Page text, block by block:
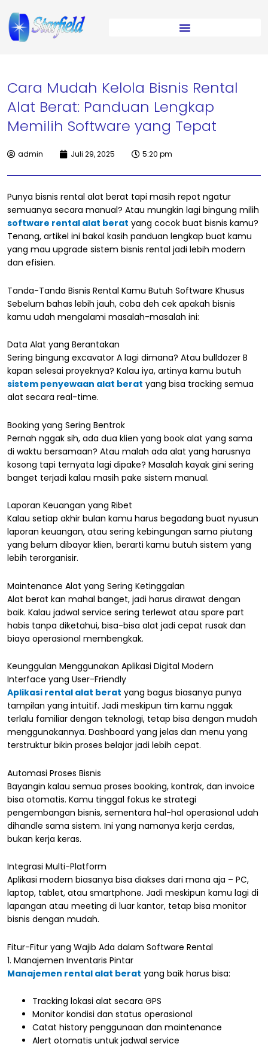
Cara Mudah Kelola Bisnis Rental
Alat Berat: Panduan Lengkap
Memilih Software yang Tepat
admin Juli 29, 2025 5:20 pm
Punya bisnis rental alat berat tapi masih repot ngatur
semuanya secara manual? Atau mungkin lagi bingung milih
software rental alat berat yang cocok buat bisnis kamu?
Tenang, artikel ini bakal kasih panduan lengkap buat kamu
yang mau upgrade sistem bisnis rental jadi lebih modern
dan efisien.
Tanda-Tanda Bisnis Rental Kamu Butuh Software Khusus
Sebelum bahas lebih jauh, coba deh cek apakah bisnis
kamu udah mengalami masalah-masalah ini:
Data Alat yang Berantakan
Sering bingung excavator A lagi dimana? Atau bulldozer B
kapan selesai proyeknya? Kalau iya, artinya kamu butuh
sistem penyewaan alat berat yang bisa tracking semua
alat secara real-time.
Booking yang Sering Bentrok
Pernah nggak sih, ada dua klien yang book alat yang sama
di waktu bersamaan? Atau malah ada alat yang harusnya
kosong tapi ternyata lagi dipake? Masalah kayak gini sering
banget terjadi kalau masih pake sistem manual.
Laporan Keuangan yang Ribet
Kalau setiap akhir bulan kamu harus begadang buat nyusun
laporan keuangan, atau sering kebingungan sama piutang
yang belum dibayar klien, berarti kamu butuh sistem yang
lebih terorganisir.
Maintenance Alat yang Sering Ketinggalan
Alat berat kan mahal banget, jadi harus dirawat dengan
baik. Kalau jadwal service sering terlewat atau spare part
habis tanpa diketahui, bisa-bisa alat jadi cepat rusak dan
biaya operasional membengkak.
Keunggulan Menggunakan Aplikasi Digital Modern
Interface yang User-Friendly
Aplikasi rental alat berat yang bagus biasanya punya
tampilan yang intuitif. Jadi meskipun tim kamu nggak
terlalu familiar dengan teknologi, tetap bisa dengan mudah
menggunakannya. Dashboard yang jelas dan menu yang
terstruktur bikin proses belajar jadi lebih cepat.
Automasi Proses Bisnis
Bayangin kalau semua proses booking, kontrak, dan invoice
bisa otomatis. Kamu tinggal fokus ke strategi
pengembangan bisnis, sementara hal-hal operasional udah
dihandle sama sistem. Ini yang namanya kerja cerdas,
bukan kerja keras.
Integrasi Multi-Platform
Aplikasi modern biasanya bisa diakses dari mana aja – PC,
laptop, tablet, atau smartphone. Jadi meskipun kamu lagi di
lapangan atau meeting di luar kantor, tetap bisa monitor
bisnis dengan mudah.
Fitur-Fitur yang Wajib Ada dalam Software Rental
1. Manajemen Inventaris Pintar
Manajemen rental alat berat yang baik harus bisa:
Tracking lokasi alat secara GPS
Monitor kondisi dan status operasional
Catat history penggunaan dan maintenance
Alert otomatis untuk jadwal service